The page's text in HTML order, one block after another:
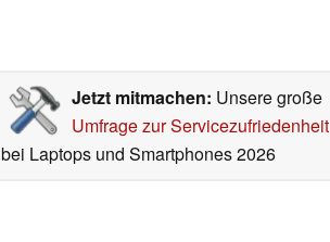
Jetzt mitmachen: Unsere große
Umfrage zur Servicezufriedenheit
bei Laptops und Smartphones 2026